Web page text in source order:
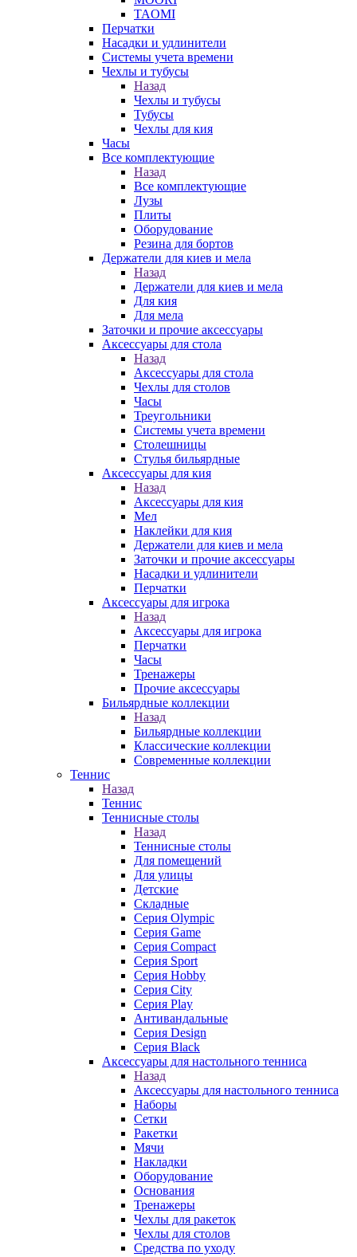
TAOMI
Перчатки
Насадки и удлинители
Системы учета времени
Чехлы и тубусы
Назад
Чехлы и тубусы
Тубусы
Чехлы для кия
Часы
Все комплектующие
Назад
Все комплектующие
Лузы
Плиты
Оборудование
Резина для бортов
Держатели для киев и мела
Назад
Держатели для киев и мела
Для кия
Для мела
Заточки и прочие аксессуары
Аксессуары для стола
Назад
Аксессуары для стола
Чехлы для столов
Часы
Треугольники
Системы учета времени
Столешницы
Стулья бильярдные
Аксессуары для кия
Назад
Аксессуары для кия
Мел
Наклейки для кия
Держатели для киев и мела
Заточки и прочие аксессуары
Насадки и удлинители
Перчатки
Аксессуары для игрока
Назад
Аксессуары для игрока
Перчатки
Часы
Тренажеры
Прочие аксессуары
Бильярдные коллекции
Назад
Бильярдные коллекции
Классические коллекции
Современные коллекции
Теннис
Назад
Теннис
Теннисные столы
Назад
Теннисные столы
Для помещений
Для улицы
Детские
Складные
Серия Olympic
Серия Game
Серия Compact
Серия Sport
Серия Hobby
Серия City
Серия Play
Антивандальные
Серия Design
Серия Black
Аксессуары для настольного тенниса
Назад
Аксессуары для настольного тенниса
Наборы
Сетки
Ракетки
Мячи
Накладки
Оборудование
Основания
Тренажеры
Чехлы для ракеток
Чехлы для столов
Средства по уходу